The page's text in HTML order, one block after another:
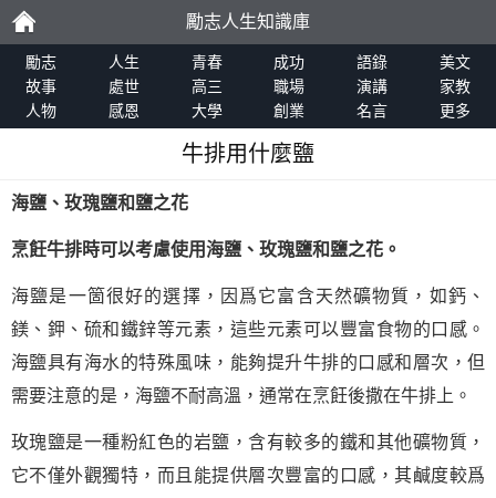
勵
志
勵志人生知識庫
勵志 人生 青春 成功 語錄
美文
故事
處世 高三 職場 演講
家教
人物
感恩 大學 創業 名言 更多
牛排用什麼鹽
海鹽、玫瑰鹽和鹽之花
烹飪牛排時可以考慮使用海鹽、玫瑰鹽和鹽之花。
海鹽是一箇很好的選擇，因爲它富含天然礦物質，如鈣、
鎂、鉀、硫和鐵鋅等元素，這些元素可以豐富食物的口感。
海鹽具有海水的特殊風味，能夠提升牛排的口感和層次，但
需要注意的是，海鹽不耐高溫，通常在烹飪後撒在牛排上。
玫瑰鹽是一種粉紅色的岩鹽，含有較多的鐵和其他礦物質，
它不僅外觀獨特，而且能提供層次豐富的口感，其鹹度較爲